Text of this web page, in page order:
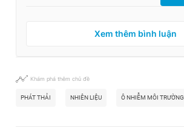
Xem thêm bình luận
Khám phá thêm chủ đề
PHÁT THẢI NHIÊN LIỆU Ô NHIỄM MÔI TRƯỜNG